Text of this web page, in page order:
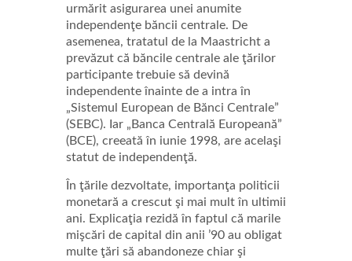
urmărit asigurarea unei anumite
independenţe băncii centrale. De
asemenea, tratatul de la Maastricht a
prevăzut că băncile centrale ale ţărilor
participante trebuie să devină
independente înainte de a intra în
„Sistemul European de Bănci Centrale”
(SEBC). Iar „Banca Centrală Europeană”
(BCE), creeată în iunie 1998, are acelaşi
statut de independenţă.
În ţările dezvoltate, importanţa politicii
monetară a crescut şi mai mult în ultimii
ani. Explicaţia rezidă în faptul că marile
mişcări de capital din anii ’90 au obligat
multe ţări să abandoneze chiar şi